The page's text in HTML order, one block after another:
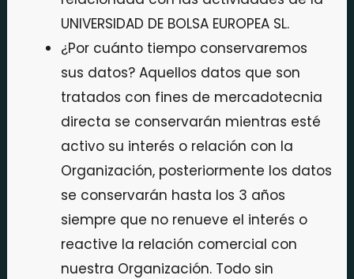
UNIVERSIDAD DE BOLSA EUROPEA SL.
¿Por cuánto tiempo conservaremos
sus datos? Aquellos datos que son
tratados con fines de mercadotecnia
directa se conservarán mientras esté
activo su interés o relación con la
Organización, posteriormente los datos
se conservarán hasta los 3 años
siempre que no renueve el interés o
reactive la relación comercial con
nuestra Organización. Todo sin